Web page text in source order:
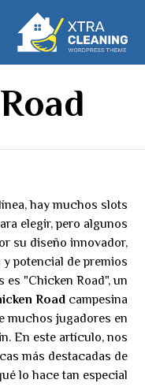
hay muchos slots
elegir, pero algunos
su diseño innovador,
potencial de premios
"Chicken Road", un
Roadcampesina
muchos jugadores en
En este artículo, nos
más destacadas de
lo hace tan especial.